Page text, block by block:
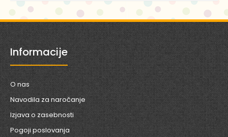
Informacije
O nas
Navodila za naročanje
Izjava o zasebnosti
Pogoji poslovanja